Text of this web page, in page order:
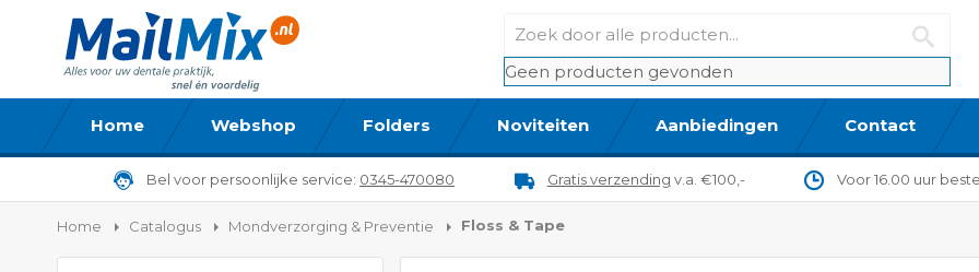
Geen producten gevonden
Home Webshop Folders Noviteiten Aanbiedingen Contact
Bel voor persoonlijke service: 0345-470080 Gratis verzending v.a. €100,- Voor 16.00 uur
Home Catalogus Mondverzorging & Preventie Floss & Tape